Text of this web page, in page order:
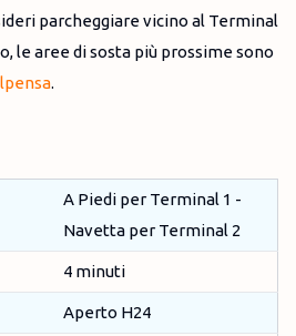
parcheggiare vicino al Terminal
le aree di sosta più prossime sono
.
A Piedi per Terminal 1 -
Navetta per Terminal 2
4 minuti
Aperto H24